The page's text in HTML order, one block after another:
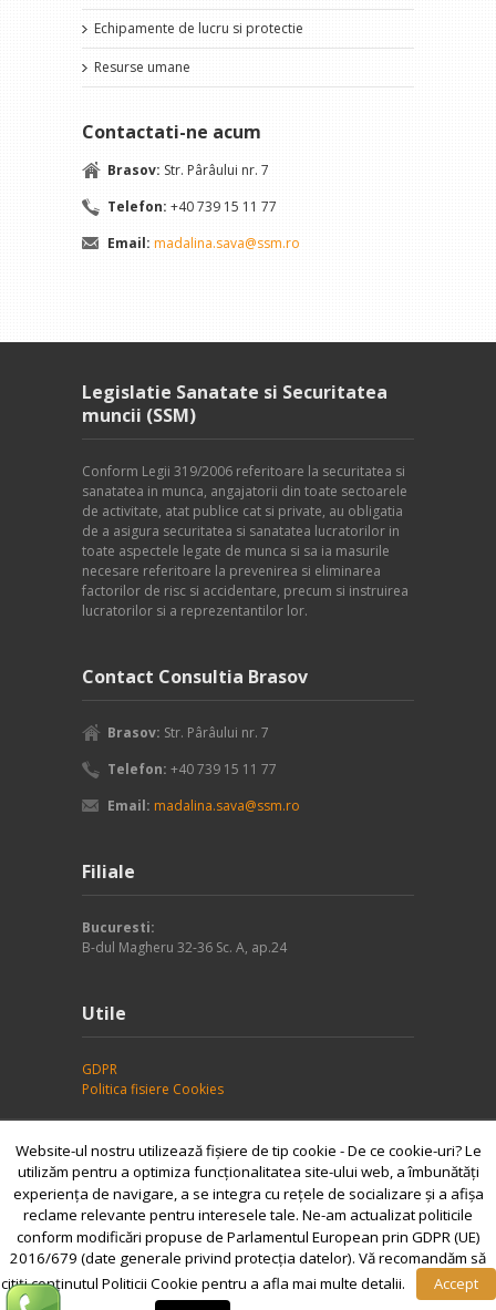
Echipamente de lucru si protectie
Resurse umane
Contactati-ne acum
Brasov: Str. Pârâului nr. 7
Telefon: +40 739 15 11 77
Email: madalina.sava@ssm.ro
Legislatie Sanatate si Securitatea
muncii (SSM)
Conform Legii 319/2006 referitoare la securitatea si
sanatatea in munca, angajatorii din toate sectoarele
de activitate, atat publice cat si private, au obligatia
de a asigura securitatea si sanatatea lucratorilor in
toate aspectele legate de munca si sa ia masurile
necesare referitoare la prevenirea si eliminarea
factorilor de risc si accidentare, precum si instruirea
lucratorilor si a reprezentantilor lor.
Contact Consultia Brasov
Brasov: Str. Pârâului nr. 7
Telefon: +40 739 15 11 77
Email: madalina.sava@ssm.ro
Filiale
Bucuresti:
B-dul Magheru 32-36 Sc. A, ap.24
Utile
GDPR
Politica fisiere Cookies
Copyright © 2014 SC Consultia SRL, Protectia Muncii
Brasov, Romania
Website-ul nostru utilizează fişiere de tip cookie - De ce cookie-uri? Le
utilizăm pentru a optimiza funcţionalitatea site-ului web, a îmbunătăţi
experienţa de navigare, a se integra cu reţele de socializare şi a afişa
reclame relevante pentru interesele tale. Ne-am actualizat politicile
conform modificări propuse de Parlamentul European prin GDPR (UE)
2016/679 (date generale privind protecția datelor). Vă recomandăm să
citiți conținutul Politicii Cookie pentru a afla mai multe detalii.
Accept